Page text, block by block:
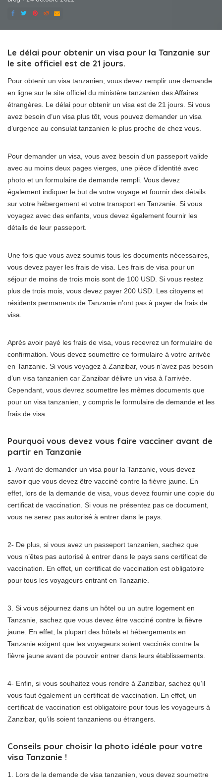
Le délai pour obtenir un visa pour la Tanzanie sur
le site officiel est de 21 jours.
Pour obtenir un visa tanzanien, vous devez remplir une demande
en ligne sur le site officiel du ministère tanzanien des Affaires
étrangères. Le délai pour obtenir un visa est de 21 jours. Si vous
avez besoin d’un visa plus tôt, vous pouvez demander un visa
d’urgence au consulat tanzanien le plus proche de chez vous.
Pour demander un visa, vous avez besoin d’un passeport valide
avec au moins deux pages vierges, une pièce d’identité avec
photo et un formulaire de demande rempli. Vous devez
également indiquer le but de votre voyage et fournir des détails
sur votre hébergement et votre transport en Tanzanie. Si vous
voyagez avec des enfants, vous devez également fournir les
détails de leur passeport.
Une fois que vous avez soumis tous les documents nécessaires,
vous devez payer les frais de visa. Les frais de visa pour un
séjour de moins de trois mois sont de 100 USD. Si vous restez
plus de trois mois, vous devez payer 200 USD. Les citoyens et
résidents permanents de Tanzanie n’ont pas à payer de frais de
visa.
Après avoir payé les frais de visa, vous recevrez un formulaire de
confirmation. Vous devez soumettre ce formulaire à votre arrivée
en Tanzanie. Si vous voyagez à Zanzibar, vous n’avez pas besoin
d’un visa tanzanien car Zanzibar délivre un visa à l’arrivée.
Cependant, vous devrez soumettre les mêmes documents que
pour un visa tanzanien, y compris le formulaire de demande et les
frais de visa.
Pourquoi vous devez vous faire vacciner avant de
partir en Tanzanie
1- Avant de demander un visa pour la Tanzanie, vous devez
savoir que vous devez être vacciné contre la fièvre jaune. En
effet, lors de la demande de visa, vous devez fournir une copie du
certificat de vaccination. Si vous ne présentez pas ce document,
vous ne serez pas autorisé à entrer dans le pays.
2- De plus, si vous avez un passeport tanzanien, sachez que
vous n’êtes pas autorisé à entrer dans le pays sans certificat de
vaccination. En effet, un certificat de vaccination est obligatoire
pour tous les voyageurs entrant en Tanzanie.
3. Si vous séjournez dans un hôtel ou un autre logement en
Tanzanie, sachez que vous devez être vacciné contre la fièvre
jaune. En effet, la plupart des hôtels et hébergements en
Tanzanie exigent que les voyageurs soient vaccinés contre la
fièvre jaune avant de pouvoir entrer dans leurs établissements.
4- Enfin, si vous souhaitez vous rendre à Zanzibar, sachez qu’il
vous faut également un certificat de vaccination. En effet, un
certificat de vaccination est obligatoire pour tous les voyageurs à
Zanzibar, qu’ils soient tanzaniens ou étrangers.
Conseils pour choisir la photo idéale pour votre
visa Tanzanie !
1. Lors de la demande de visa tanzanien, vous devez soumettre